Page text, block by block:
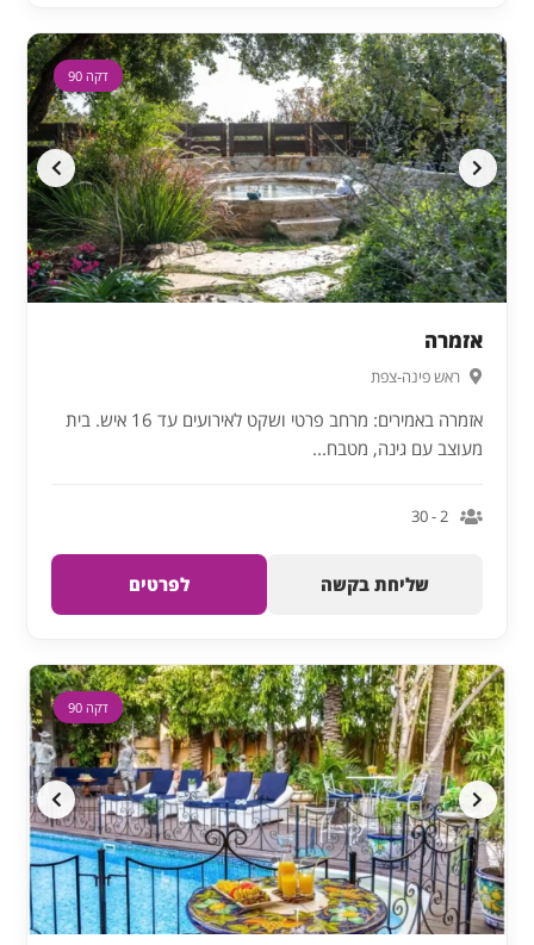
דקה 90
אזמרה
ראש פינה-צפת
אזמרה באמירים: מרחב פרטי ושקט לאירועים עד 16 איש. בית
מעוצב עם גינה, מטבח...
2 - 30
שליחת בקשה לפרטים
דקה 90